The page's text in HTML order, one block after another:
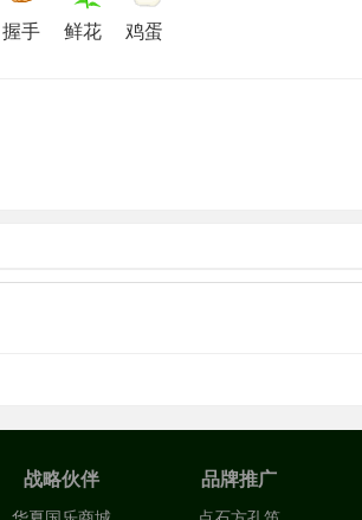
握手 鲜花 鸡蛋
战略伙伴 品牌推广